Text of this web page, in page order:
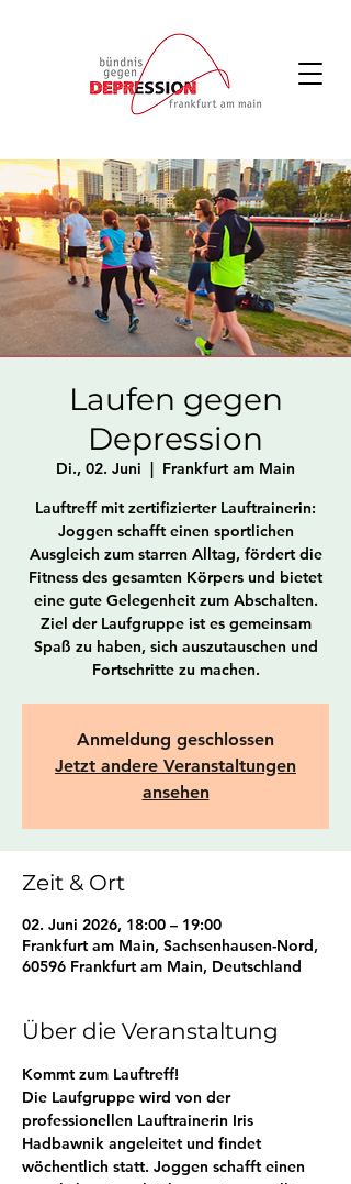
Laufen gegen
Depression
Di., 02. Juni
  |
Frankfurt am Main
Lauftreff mit zertifizierter Lauftrainerin:
Joggen schafft einen sportlichen
Ausgleich zum starren Alltag, fördert die
Fitness des gesamten Körpers und bietet
eine gute Gelegenheit zum Abschalten.
Ziel der Laufgruppe ist es gemeinsam
Spaß zu haben, sich auszutauschen und
Fortschritte zu machen.
Anmeldung geschlossen
Jetzt andere Veranstaltungen
ansehen
Zeit & Ort
02. Juni 2026, 18:00 – 19:00
Frankfurt am Main, Sachsenhausen-Nord,
60596 Frankfurt am Main, Deutschland
Über die Veranstaltung
Kommt zum Lauftreff!
Die Laufgruppe wird von der
professionellen Lauftrainerin Iris
Hadbawnik angeleitet und findet
wöchentlich statt. Joggen schafft einen